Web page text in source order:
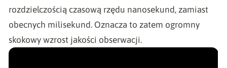
rozdzielczością czasową rzędu nanosekund, zamiast
obecnych milisekund. Oznacza to zatem ogromny
skokowy wzrost jakości obserwacji.